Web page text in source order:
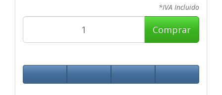
*IVA Incluido
Comprar